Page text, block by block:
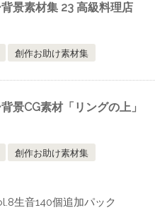
景素材集 23 高級料理店
創作お助け素材集
景CG素材「リングの上」
創作お助け素材集
生音140個追加パック